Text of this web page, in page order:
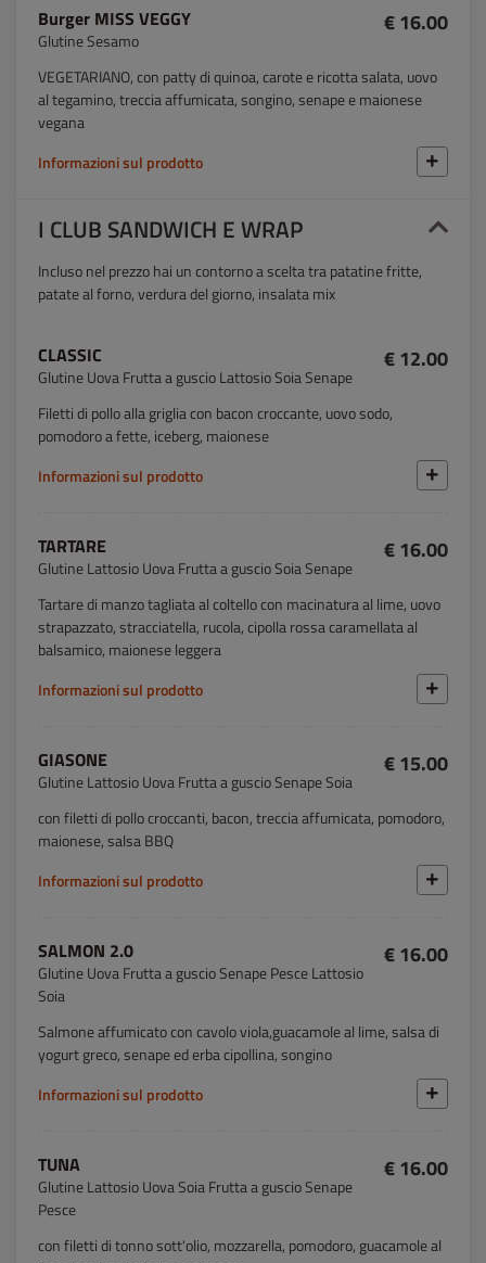
Burger MISS VEGGY
Glutine Sesamo
€ 16.00
VEGETARIANO, con patty di quinoa, carote e ricotta salata, uovo
al tegamino, treccia affumicata, songino, senape e maionese
vegana
Informazioni sul prodotto
I CLUB SANDWICH E WRAP
Incluso nel prezzo hai un contorno a scelta tra patatine fritte,
patate al forno, verdura del giorno, insalata mix
CLASSIC
Glutine Uova Frutta a guscio Lattosio Soia Senape
€ 12.00
Filetti di pollo alla griglia con bacon croccante, uovo sodo,
pomodoro a fette, iceberg, maionese
Informazioni sul prodotto
TARTARE
Glutine Lattosio Uova Frutta a guscio Soia Senape
€ 16.00
Tartare di manzo tagliata al coltello con macinatura al lime, uovo
strapazzato, stracciatella, rucola, cipolla rossa caramellata al
balsamico, maionese leggera
Informazioni sul prodotto
GIASONE
Glutine Lattosio Uova Frutta a guscio Senape Soia
€ 15.00
con filetti di pollo croccanti, bacon, treccia affumicata, pomodoro,
maionese, salsa BBQ
Informazioni sul prodotto
SALMON 2.0
Glutine Uova Frutta a guscio Senape Pesce Lattosio
Soia
€ 16.00
Salmone affumicato con cavolo viola,guacamole al lime, salsa di
yogurt greco, senape ed erba cipollina, songino
Informazioni sul prodotto
TUNA
Glutine Lattosio Uova Soia Frutta a guscio Senape
Pesce
€ 16.00
con filetti di tonno sott'olio, mozzarella, pomodoro, guacamole al